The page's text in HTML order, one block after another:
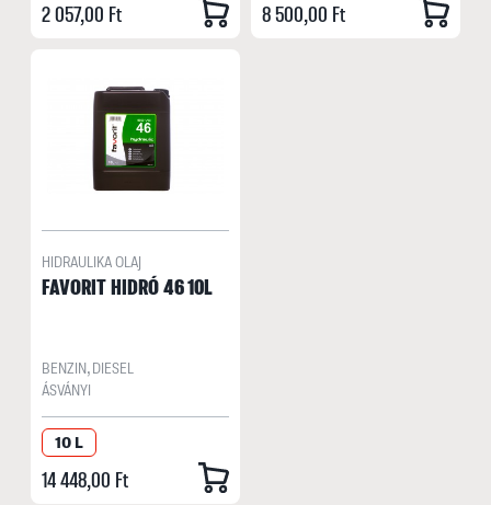
2 057,00 Ft 8 500,00 Ft
HIDRAULIKA OLAJ
FAVORIT HIDRÓ 46 10L
BENZIN, DIESEL
ÁSVÁNYI
10 L
14 448,00 Ft